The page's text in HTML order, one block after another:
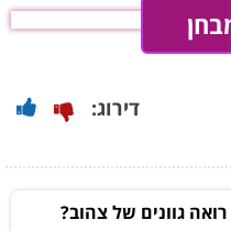
דירוג:
גוונים של צהוב?